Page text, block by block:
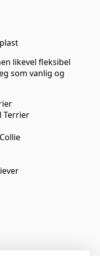
likevel fleksibel
som vanlig og
Terrier